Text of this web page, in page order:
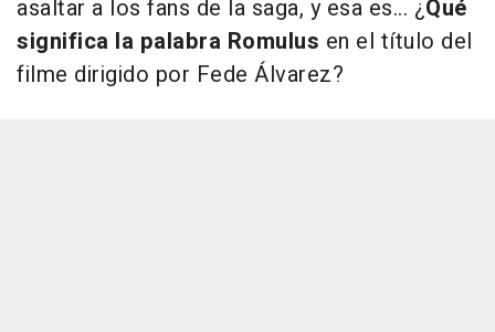
asaltar a los fans de la saga, y esa es... ¿Qué
significa la palabra Romulus en el título del
filme dirigido por Fede Álvarez?